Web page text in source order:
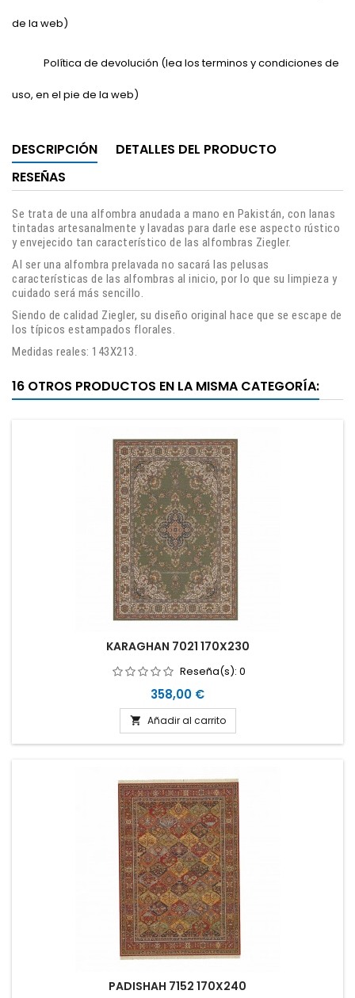
de la web)
Política de devolución (lea los terminos y condiciones de
uso, en el pie de la web)
DESCRIPCIÓN
DETALLES DEL PRODUCTO
RESEÑAS
Se trata de una alfombra anudada a mano en Pakistán, con lanas
tintadas artesanalmente y lavadas para darle ese aspecto rústico
y envejecido tan característico de las alfombras Ziegler.
Al ser una alfombra prelavada no sacará las pelusas
características de las alfombras al inicio, por lo que su limpieza y
cuidado será más sencillo.
Siendo de calidad Ziegler, su diseño original hace que se escape de
los típicos estampados florales.
Medidas reales: 143X213.
16 OTROS PRODUCTOS EN LA MISMA CATEGORÍA:
KARAGHAN 7021 170X230
Reseña(s): 0
Precio
358,00 €
 Añadir al carrito
PADISHAH 7152 170X240